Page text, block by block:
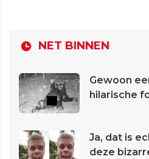
NET BINNEN
Gewoon
hilarische
Ja, dat is
deze